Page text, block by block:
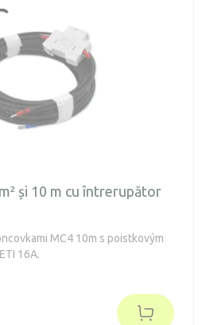
și 10 m cu întrerupător
MC4 10m s poistkovým
16A.